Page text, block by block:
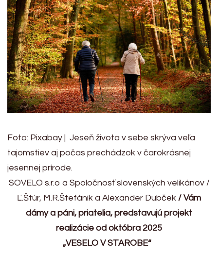
Foto: Pixabay | Jeseň života v sebe skrýva veľa
tajomstiev aj počas prechádzok v čarokrásnej
jesennej prírode.
SOVELO s.r.o a Spoločnosť slovenských velikánov /
Ľ.Štúr, M.R.Štefánik a Alexander Dubček / Vám
dámy a páni, priatelia, predstavujú projekt
realizácie od októbra 2025
„VESELO V STAROBE“